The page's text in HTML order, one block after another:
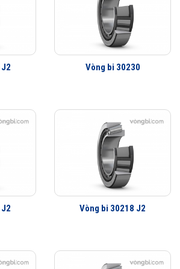
việc điều chỉnh hợp lý khe hở ổ trục.
SKF
sử dụng để mang tải trọng xuyên tâm và
yếu bao gồm tải trọng hướng tâm. Chúng có
côn hai dãy SKF (loại TDI) tương tự như vòng bi
lắp đặt trực diện. So với
vòng bi côn hai dãy
hai dãy hai hàng (loại TDI) có không gian lắp
cứng thấp hơn. Hầu hết trong số chúng được sử
vị mang tải trung bình, chẳng hạn như đầu định
v.v.Để tránh cho vòng bi khỏi bị hư hỏng do nồng
trong quá trình lắp đặt.
được phép. Do các lực bổ sung được tạo ra
tâm, hai bộ vòng bi côn hai dãy hình côn một
Vòng bi 30230
Vòng bi 30218 J2